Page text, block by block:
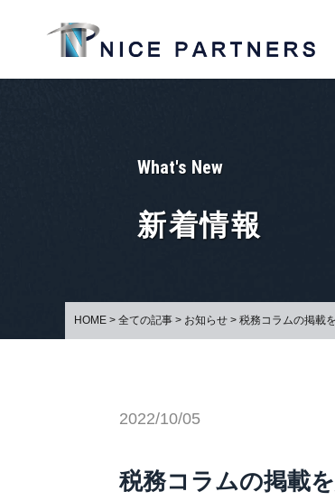
What's New
新着情報
HOME > 全ての記事 > お知らせ > 税務コラムの掲載
2022/10/05
税務コラムの掲載